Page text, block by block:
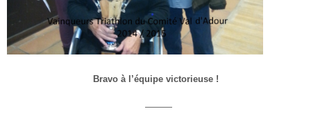
Bravo à l’équipe victorieuse !
———